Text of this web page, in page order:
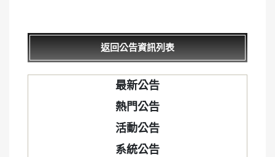
返回公告資訊列表
最新公告
熱門公告
活動公告
系統公告